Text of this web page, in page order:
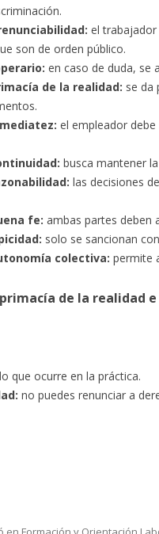
el trabajador
son de orden público.
en caso de duda, se
de la realidad: se da
el empleador
busca mantener
las decisiones
fe: ambas partes deben
solo se sancionan
colectiva: permite
de la realidad
que ocurre en la práctica.
no puedes renunciar a